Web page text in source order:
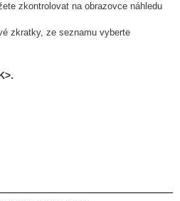
zkontrolovat na obrazovce náhledu
zkratky, ze seznamu vyberte